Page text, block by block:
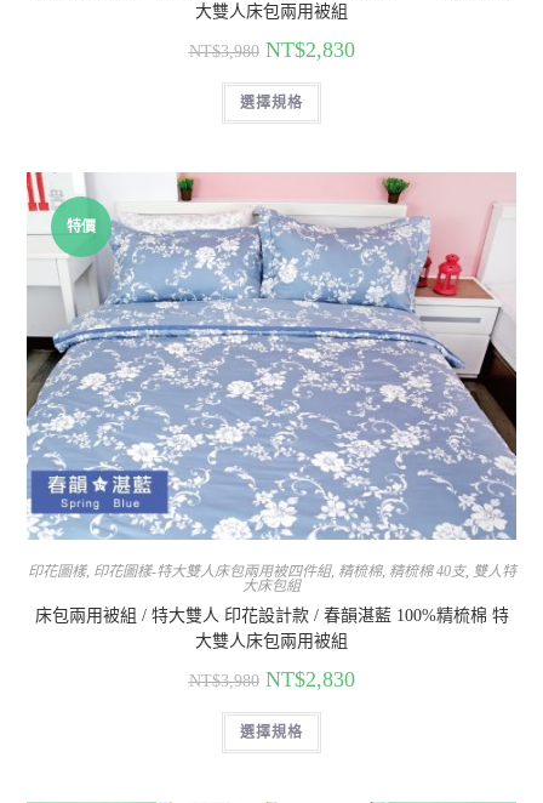
大雙人床包兩用被組
NT$3,980 NT$2,830
選擇規格
特價
印花圖樣, 印花圖樣-特大雙人床包兩用被四件組, 精梳棉, 精梳棉 40支, 雙人特
大床包組
床包兩用被組 / 特大雙人 印花設計款 / 春韻湛藍 100%精梳棉 特
大雙人床包兩用被組
NT$3,980 NT$2,830
選擇規格